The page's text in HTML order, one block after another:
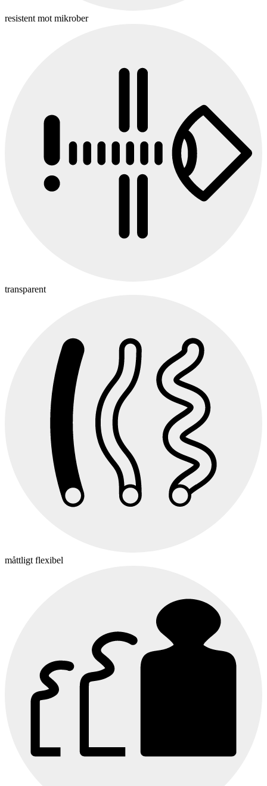
resistent mot mikrober
transparent
måttligt flexibel